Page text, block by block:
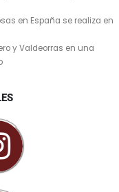
en España se realiza en
y Valdeorras en una